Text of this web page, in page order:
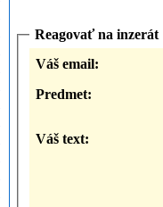
Reagovať na inzerát
Váš email:
Predmet:
Váš text: